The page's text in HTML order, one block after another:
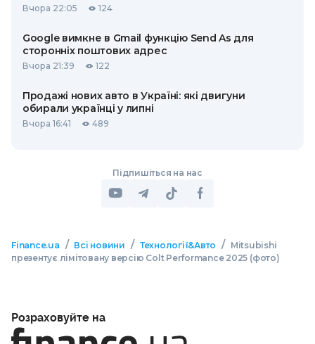
Вчора 22:05 124
Google вимкне в Gmail функцію Send As для
сторонніх поштових адрес
Вчора 21:39 122
Продажі нових авто в Україні: які двигуни
обирали українці у липні
Вчора 16:41 489
Підпишіться на нас
Finance.ua / Всі новини / Технології&Авто /
Mitsubishi
презентує лімітовану версію Colt Performance 2025 (фото)
Розраховуйте на